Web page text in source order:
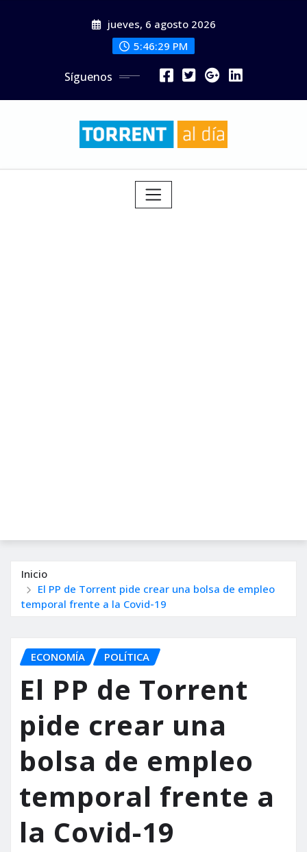
jueves, 6 agosto 2026
5:46:30 PM
Síguenos
Inicio
El PP de Torrent pide crear una bolsa de empleo
temporal frente a la Covid-19
ECONOMÍA POLÍTICA
El PP de Torrent
pide crear una
bolsa de empleo
temporal frente a
la Covid-19